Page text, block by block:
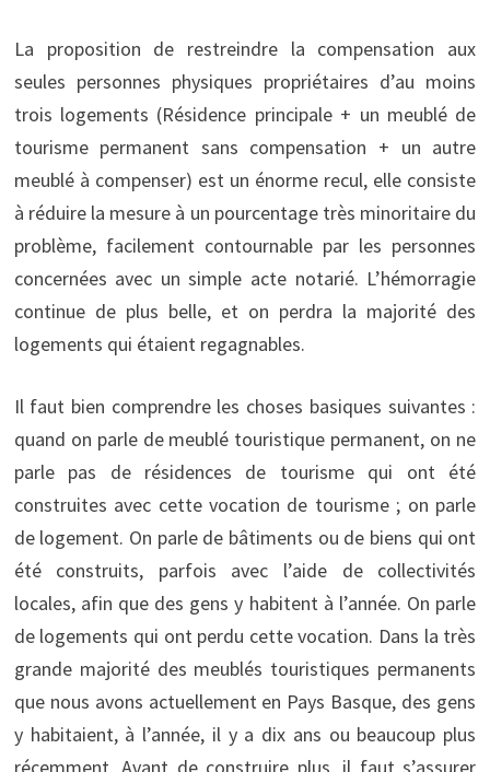
La proposition de restreindre la compensation aux
seules personnes physiques propriétaires d’au moins
trois logements (Résidence principale + un meublé de
tourisme permanent sans compensation + un autre
meublé à compenser) est un énorme recul, elle consiste
à réduire la mesure à un pourcentage très minoritaire du
problème, facilement contournable par les personnes
concernées avec un simple acte notarié. L’hémorragie
continue de plus belle, et on perdra la majorité des
logements qui étaient regagnables.
Il faut bien comprendre les choses basiques suivantes :
quand on parle de meublé touristique permanent, on ne
parle pas de résidences de tourisme qui ont été
construites avec cette vocation de tourisme ; on parle
de logement. On parle de bâtiments ou de biens qui ont
été construits, parfois avec l’aide de collectivités
locales, afin que des gens y habitent à l’année. On parle
de logements qui ont perdu cette vocation. Dans la très
grande majorité des meublés touristiques permanents
que nous avons actuellement en Pays Basque, des gens
y habitaient, à l’année, il y a dix ans ou beaucoup plus
récemment. Avant de construire plus, il faut s’assurer